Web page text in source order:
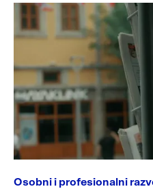
Osobni i profesionalni